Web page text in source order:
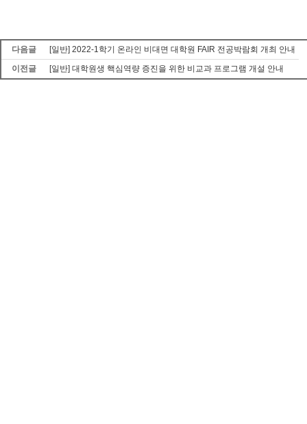
다음글
[일반] 2022-1학기 온라인 비대면 대학원 FAIR 전공박람회 개최 안내
이전글
[일반] 대학원생 핵심역량 증진을 위한 비교과 프로그램 개설 안내